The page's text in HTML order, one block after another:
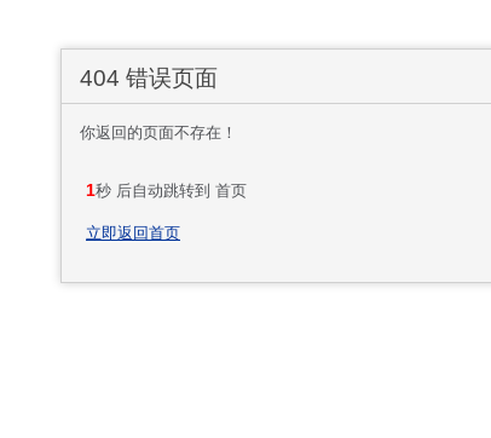
404 错误页面
你返回的页面不存在！
1秒 后自动跳转到 首页
立即返回首页